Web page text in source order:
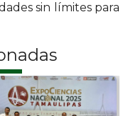
sin límites para